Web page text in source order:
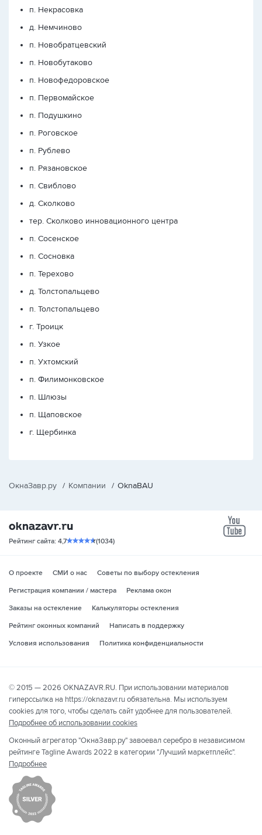
п. Некрасовка
д. Немчиново
п. Новобратцевский
п. Новобутаково
п. Новофедоровское
п. Первомайское
п. Подушкино
п. Роговское
п. Рублево
п. Рязановское
п. Свиблово
д. Сколково
тер. Сколково инновационного центра
п. Сосенское
п. Сосновка
п. Терехово
д. Толстопальцево
п. Толстопальцево
г. Троицк
п. Узкое
п. Ухтомский
п. Филимонковское
п. Шлюзы
п. Щаповское
г. Щербинка
ОкнаЗавр.ру / Компании / OknaBAU
Рейтинг сайта: 4,7 (1034)
О проекте СМИ о нас
Советы по выбору остекления
Регистрация компании / мастера
Реклама окон
Заказы на остекление
Калькуляторы остекления
Рейтинг оконных компаний
Написать в поддержку
Условия использования
Политика конфиденциальности
© 2015 — 2026 OKNAZAVR.RU. При использовании материалов
гиперссылка на https://oknazavr.ru обязательна. Мы используем
cookies для того, чтобы сделать сайт удобнее для пользователей.
Подробнее об использовании cookies
Оконный агрегатор "ОкнаЗавр.ру" завоевал серебро в независимом
рейтинге Tagline Awards 2022 в категории "Лучший маркетплейс".
Подробнее